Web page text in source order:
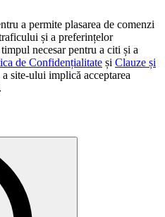
a permite plasarea de comenzi
și a preferințelor
necesar pentru a citi și a
de Confidențialitate și Clauze și
site-ului implică acceptarea